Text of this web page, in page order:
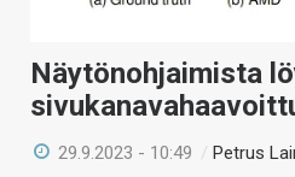
Näytönohjaimista
29.9.2023 - 10:49 / Petrus